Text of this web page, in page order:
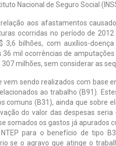
Nacional de Seguro Social
aos afastamentos
ocorridas no período de
3,6 bilhões, com auxílios-
mil ocorrências de
milhões, sem considerar as
vem sendo realizados com base
ao trabalho (B91).
comuns (B31), ainda que sobre
do valor das despesas
somados os gastos já
para o benefício de tipo
se o agravo que atinge o